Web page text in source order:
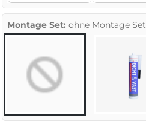
Montage Set: ohne Montage Set